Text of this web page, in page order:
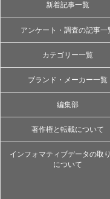
新着記事一覧
アンケート・調査の記事一
カテゴリー一覧
ブランド・メーカー一覧
編集部
著作権と転載について
インフォマティブデータの取
について